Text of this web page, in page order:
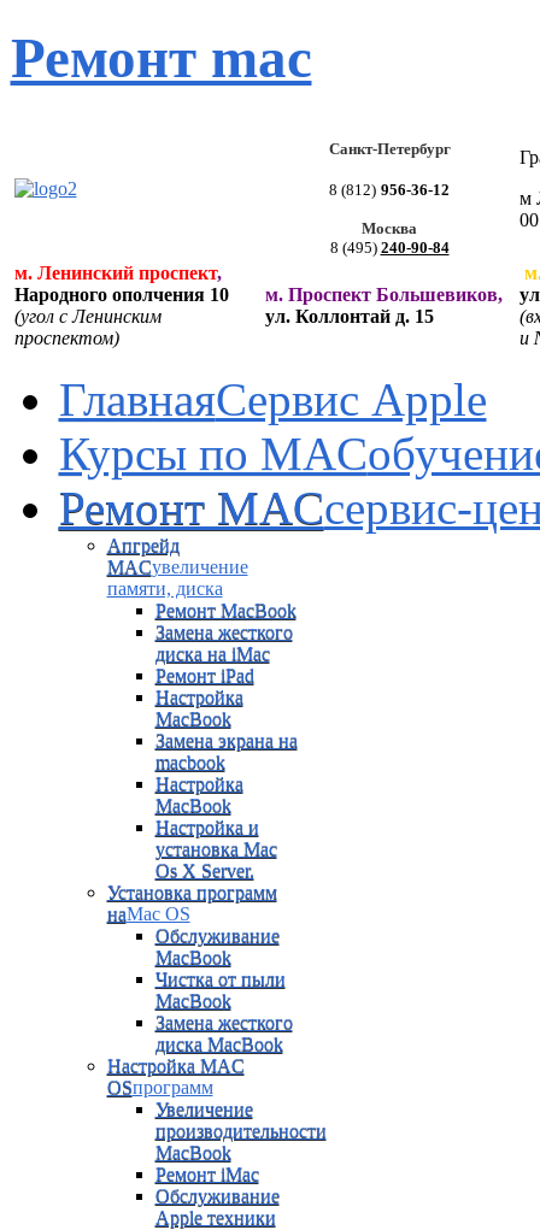
Ремонт mac
Санкт-Петербург
8 (812) 956-36-12
Москва
8 (495) 240-90-84
м
м. Ленинский проспект,
Народного ополчения 10
(угол с Ленинским
проспектом)
м. Проспект Большевиков,
ул. Коллонтай д. 15
и
ГлавнаяCервис Apple
Курсы по MAC
Ремонт MACсервис-
Апгрейд
MACувеличение
памяти, диска
Ремонт MacBook
Замена жесткого
диска на iMac
Ремонт iPad
Настройка
MacBook
Замена экрана на
macbook
Настройка
MacBook
Настройка и
установка Mac
Os X Server.
Установка программ
наMac OS
Обслуживание
MacBook
Чистка от пыли
MacBook
Замена жесткого
диска MacBook
Настройка MAC
OSпрограмм
Увеличение
производительности
MacBook
Ремонт iMac
Обслуживание
Apple техники